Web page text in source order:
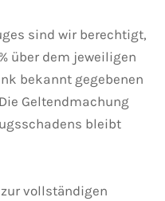
sind wir berechtigt,
über dem jeweiligen
bekannt gegebenen
Geltendmachung
bleibt
vollständigen